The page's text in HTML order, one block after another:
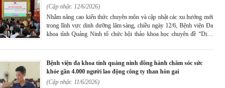
(Cập nhật: 12/6/2026)
Nhằm nâng cao kiến thức chuyên môn và cập nhật các xu hướng mới
trong lĩnh vực dinh dưỡng lâm sàng, chiều ngày 12/6, Bệnh viện Đa
khoa tỉnh Quảng Ninh tổ chức hội thảo khoa học chuyên đề “Dinh
bộ y tế trong và ngoài bệnh viện.
bệnh viện đa khoa tỉnh quảng ninh đồng hành chăm sóc sức
khỏe gần 4.000 người lao động công ty than hòn gai
(Cập nhật: 11/6/2026)